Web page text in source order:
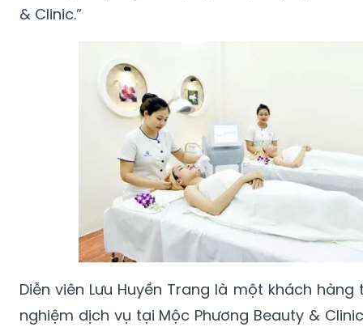
& Clinic.”
Diễn viên Lưu Huyền Trang là một khách
nghiệm dịch vụ tại Mộc Phương Beauty &